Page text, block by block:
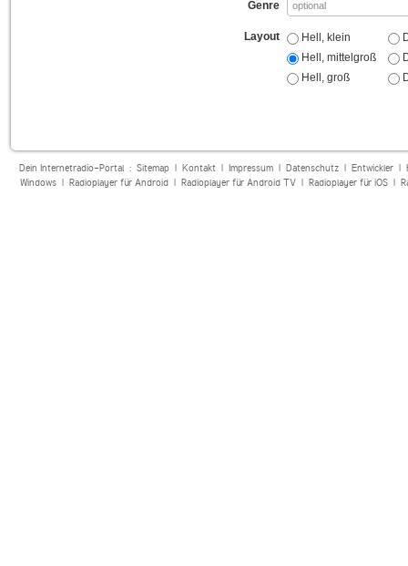
Genre
Layout
Hell, klein
Hell, mittelgroß
Hell, groß
Dein Internetradio-Portal : Sitemap| Kontakt| Impressum| Datenschutz| Entwickler|
Windows| Radioplayer für Android| Radioplayer für Android TV| Radioplayer für iOS|